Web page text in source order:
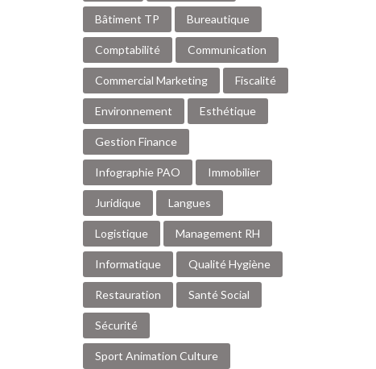
Bâtiment TP Bureautique
Comptabilité Communication
Commercial Marketing Fiscalité
Environnement Esthétique
Gestion Finance
Infographie PAO Immobilier
Juridique Langues
Logistique Management RH
Informatique Qualité Hygiène
Restauration Santé Social
Sécurité
Sport Animation Culture